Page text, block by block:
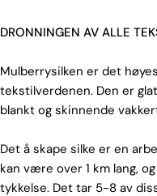
DRONNINGEN AV ALLE
Mulberrysilken er det
tekstilverdenen. Den er
blankt og skinnende
Det å skape silke er en
kan være over 1 km lang,
tykkelse. Det tar 5-8 av